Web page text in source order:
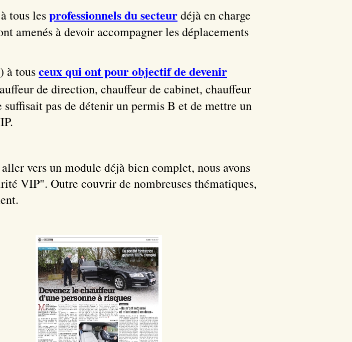
tous lesprofessionnels du secteurdéjà en charge
amenés à devoir accompagner les déplacements
à tousceux qui ont pour objectif de devenir
de direction, chauffeur de cabinet, chauffeur
pas de détenir un permis B et de mettre un
vers un module déjà bien complet, nous avons
VIP". Outre couvrir de nombreuses thématiques,